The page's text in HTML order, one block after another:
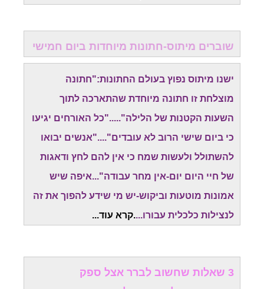
שוברים מיתוס-חתונות מיוחדות ביום חמישי
ישנו מיתוס נפוץ בעולם החתונות:"חתונה
מוצלחת זו חתונה מיוחדת שהתארכה לתוך
השעות הקטנות של הלילה"....."כל האורחים יגיעו
כי ביום שישי הרוב לא עובדים"...."אנשים יבואו
להשתולל ולעשות שמח כי אין להם לחץ ודאגות
של חיי היום יום-אין מחר עבודה"...איפה שיש
אמונות מוטעות וביקוש-יש מי שידע להפוך את זה
לנצילות כלכלית עבורו....קרא עוד...
3 שאלות שחשוב לברר אצל ספק